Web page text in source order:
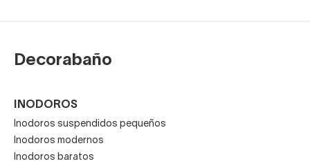
Decorabaño
INODOROS
Inodoros suspendidos pequeños
Inodoros modernos
Inodoros baratos